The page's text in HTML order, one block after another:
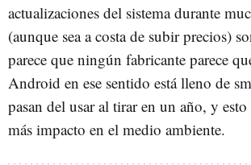
actualizaciones del sistema durante
(aunque sea a costa de subir precios)
parece que ningún fabricante parece
Android en ese sentido está lleno de
pasan del usar al tirar en un año, y
más impacto en el medio ambiente.